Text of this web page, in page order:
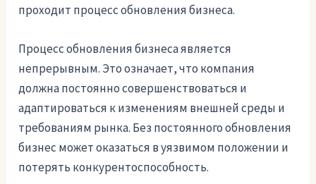
проходит процесс обновления бизнеса.
Процесс обновления бизнеса является
непрерывным. Это означает, что компания
должна постоянно совершенствоваться и
адаптироваться к изменениям внешней среды и
требованиям рынка. Без постоянного обновления
бизнес может оказаться в уязвимом положении и
потерять конкурентоспособность.